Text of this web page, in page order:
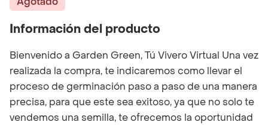
Información del producto
Bienvenido a Garden Green, Tú Vivero Virtual Una vez
realizada la compra, te indicaremos como llevar el
proceso de germinación paso a paso de una manera
precisa, para que este sea exitoso, ya que no solo te
vendemos una semilla, te ofrecemos la oportunidad